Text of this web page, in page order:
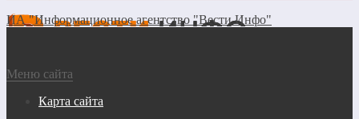
ИА "Информационное агентство "Вести Инфо"
Меню сайта
Карта сайта